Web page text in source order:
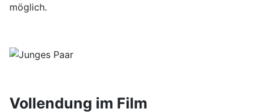
möglich.
Vollendung im Film